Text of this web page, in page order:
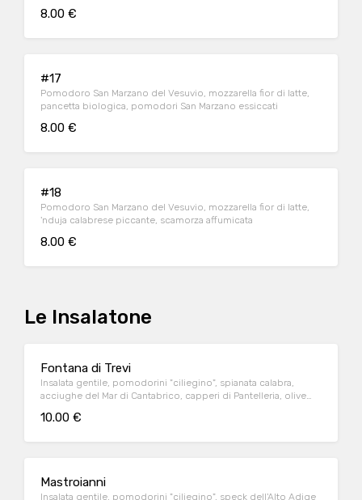
8.00 €
#17
Pomodoro San Marzano del Vesuvio, mozzarella fior di latte,
pancetta biologica, pomodori San Marzano essiccati
8.00 €
#18
Pomodoro San Marzano del Vesuvio, mozzarella fior di latte,
'nduja calabrese piccante, scamorza affumicata
8.00 €
Le Insalatone
Fontana di Trevi
Insalata gentile, pomodorini "ciliegino", spianata calabra,
acciughe del Mar di Cantabrico, capperi di Pantelleria, olive
10.00 €
Mastroianni
Insalata gentile, pomodorini "ciliegino", speck dell'Alto Adige